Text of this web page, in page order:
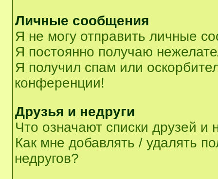
Личные сообщения
Я не могу отправить личные
Я постоянно получаю
Я получил спам или
конференции!
Друзья и недруги
Что означают списки друзей и
Как мне добавлять / удалять
недругов?